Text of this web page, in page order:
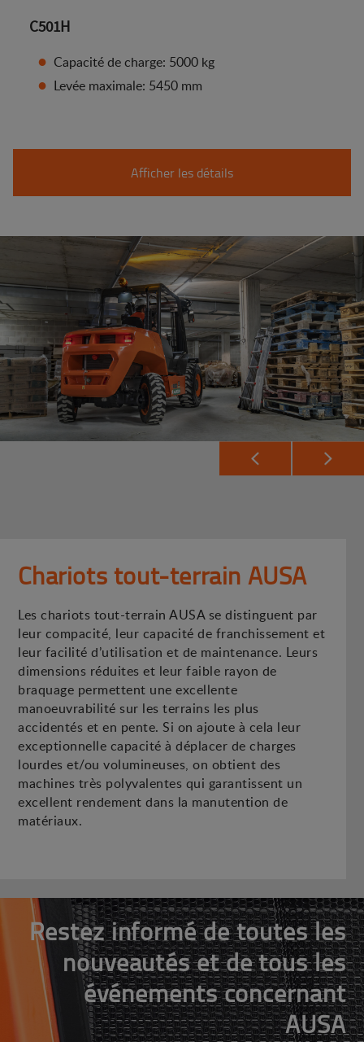
C501H
Capacité de charge: 5000 kg
Levée maximale: 5450 mm
Afficher les détails
Chariots tout-terrain AUSA
Les chariots tout-terrain AUSA se distinguent par
leur compacité, leur capacité de franchissement et
leur facilité d’utilisation et de maintenance. Leurs
dimensions réduites et leur faible rayon de
braquage permettent une excellente
manoeuvrabilité sur les terrains les plus
accidentés et en pente. Si on ajoute à cela leur
exceptionnelle capacité à déplacer de charges
lourdes et/ou volumineuses, on obtient des
machines très polyvalentes qui garantissent un
excellent rendement dans la manutention de
matériaux.
Restez informé de toutes les
nouveautés et de tous les
événements concernant
AUSA